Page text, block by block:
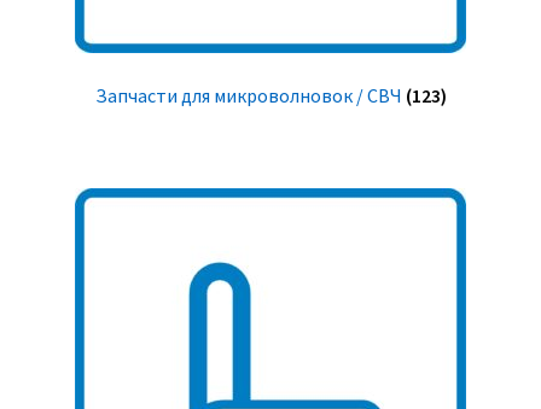
Запчасти для микроволновок / СВЧ (123)